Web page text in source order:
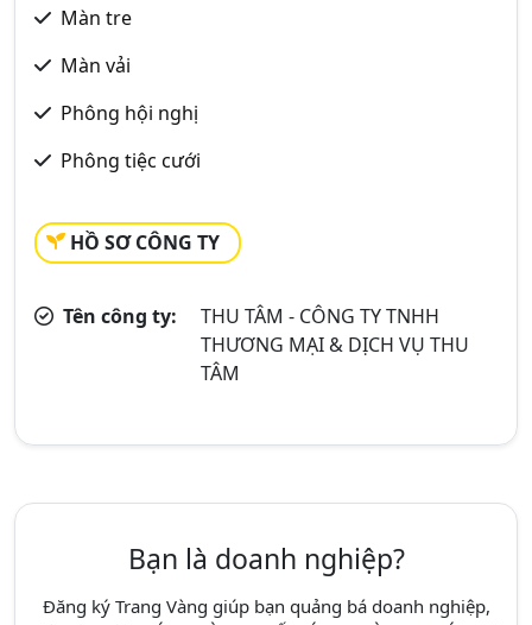
Màn tre
Màn vải
Phông hội nghị
Phông tiệc cưới
HỒ SƠ CÔNG TY
Tên công ty:
THU TÂM - CÔNG TY TNHH
THƯƠNG MẠI & DỊCH VỤ THU
TÂM
Bạn là doanh nghiệp?
Đăng ký Trang Vàng giúp bạn quảng bá doanh nghiệp,